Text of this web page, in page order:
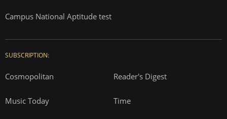
Campus National Aptitude test
SUBSCRIPTION:
Cosmopolitan Reader's Digest
Music Today Time